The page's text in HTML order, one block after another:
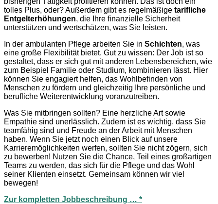
tolles Plus, oder? Außerdem gibt es regelmäßige tarifliche
Entgelterhöhungen, die Ihre finanzielle Sicherheit
unterstützen und wertschätzen, was Sie leisten.
In der ambulanten Pflege arbeiten Sie in Schichten, was
eine große Flexibilität bietet. Gut zu wissen: Der Job ist so
gestaltet, dass er sich gut mit anderen Lebensbereichen, wie
zum Beispiel Familie oder Studium, kombinieren lässt. Hier
können Sie engagiert helfen, das Wohlbefinden von
Menschen zu fördern und gleichzeitig Ihre persönliche und
berufliche Weiterentwicklung voranzutreiben.
Was Sie mitbringen sollten? Eine herzliche Art sowie
Empathie sind unerlässlich. Zudem ist es wichtig, dass Sie
teamfähig sind und Freude an der Arbeit mit Menschen
haben. Wenn Sie jetzt noch einen Blick auf unsere
Karrieremöglichkeiten werfen, sollten Sie nicht zögern, sich
zu bewerben! Nutzen Sie die Chance, Teil eines großartigen
Teams zu werden, das sich für die Pflege und das Wohl
seiner Klienten einsetzt. Gemeinsam können wir viel
bewegen!
Zur kompletten Jobbeschreibung … *